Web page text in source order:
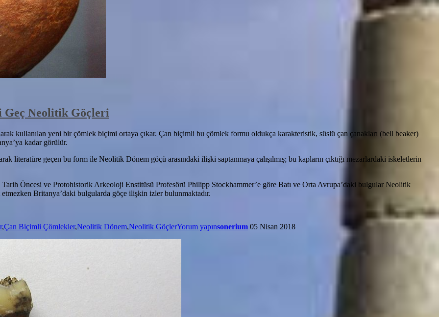
Geç Neolitik Göçleri
kullanılan yeni bir çömlek biçimi ortaya çıkar. Çan biçimli bu çömlek formu oldukça karakteristik, süslü çan çanakları (bell beaker)
kadar görülür.
literatüre geçen bu form ile Neolitik Dönem göçü arasındaki ilişki saptanmaya çalışılmış; bu kapların çıktığı mezarlardaki iskeletlerin
Öncesi ve Protohistorik Arkeoloji Enstitüsü Profesörü Philipp Stockhammer’e göre Batı ve Orta Avrupa’daki bulgular Neolitik
Britanya’daki bulgularda göçe ilişkin izler bulunmaktadır.
,Çan Biçimli Çömlekler,Neolitik Dönem,Neolitik GöçlerYorum yapınsonerium 05 Nisan 2018